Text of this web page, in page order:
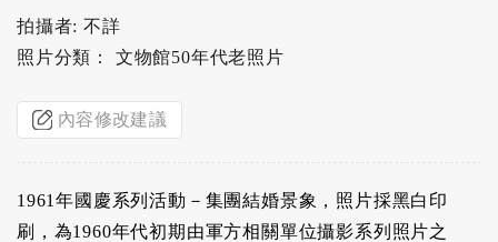
拍攝者: 不詳
照片分類： 文物館50年代老照片
內容修改建議
1961年國慶系列活動－集團結婚景象，照片採黑白印
刷，為1960年代初期由軍方相關單位攝影系列照片之